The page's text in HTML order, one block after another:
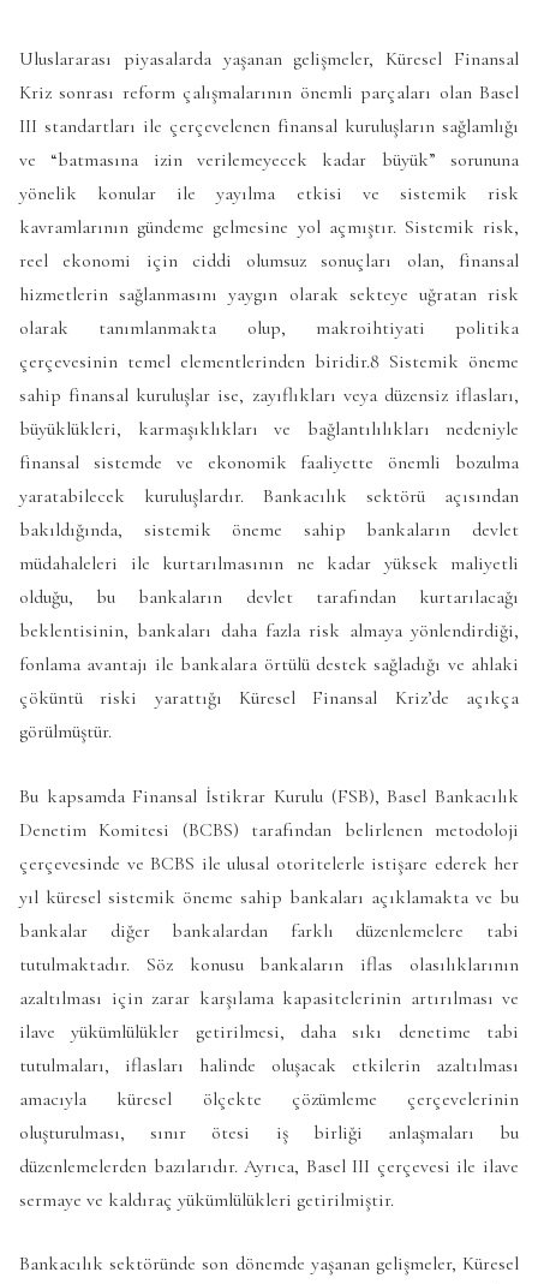
Uluslararası piyasalarda yaşanan gelişmeler, Küresel Finansal
Kriz sonrası reform çalışmalarının önemli parçaları olan Basel
III standartları ile çerçevelenen finansal kuruluşların sağlamlığı
ve “batmasına izin verilemeyecek kadar büyük” sorununa
yönelik konular ile yayılma etkisi ve sistemik risk
kavramlarının gündeme gelmesine yol açmıştır. Sistemik risk,
reel ekonomi için ciddi olumsuz sonuçları olan, finansal
hizmetlerin sağlanmasını yaygın olarak sekteye uğratan risk
olarak tanımlanmakta olup, makroihtiyati politika
çerçevesinin temel elementlerinden biridir.8 Sistemik öneme
sahip finansal kuruluşlar ise, zayıflıkları veya düzensiz iflasları,
büyüklükleri, karmaşıklıkları ve bağlantılılıkları nedeniyle
finansal sistemde ve ekonomik faaliyette önemli bozulma
yaratabilecek kuruluşlardır. Bankacılık sektörü açısından
bakıldığında, sistemik öneme sahip bankaların devlet
müdahaleleri ile kurtarılmasının ne kadar yüksek maliyetli
olduğu, bu bankaların devlet tarafından kurtarılacağı
beklentisinin, bankaları daha fazla risk almaya yönlendirdiği,
fonlama avantajı ile bankalara örtülü destek sağladığı ve ahlaki
çöküntü riski yarattığı Küresel Finansal Kriz’de açıkça
görülmüştür.
Bu kapsamda Finansal İstikrar Kurulu (FSB), Basel Bankacılık
Denetim Komitesi (BCBS) tarafından belirlenen metodoloji
çerçevesinde ve BCBS ile ulusal otoritelerle istişare ederek her
yıl küresel sistemik öneme sahip bankaları açıklamakta ve bu
bankalar diğer bankalardan farklı düzenlemelere tabi
tutulmaktadır. Söz konusu bankaların iflas olasılıklarının
azaltılması için zarar karşılama kapasitelerinin artırılması ve
ilave yükümlülükler getirilmesi, daha sıkı denetime tabi
tutulmaları, iflasları halinde oluşacak etkilerin azaltılması
amacıyla küresel ölçekte çözümleme çerçevelerinin
oluşturulması, sınır ötesi iş birliği anlaşmaları bu
düzenlemelerden bazılarıdır. Ayrıca, Basel III çerçevesi ile ilave
sermaye ve kaldıraç yükümlülükleri getirilmiştir.
Bankacılık sektöründe son dönemde yaşanan gelişmeler, Küresel